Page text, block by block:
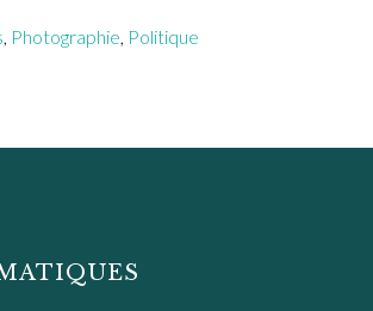
Photographie Politique